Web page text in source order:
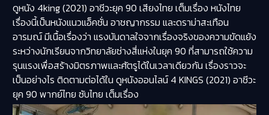
ดูหนัง 4king (2021) อาชีวะยุค 90 เสียงไทย เต็มเรื่อง หนังไทย
เรื่องนี้เป็นหนังแนวแอ็คชั่น อาชญากรรม และดราม่าสะเทือน
อารมณ์ มีเนื้อเรื่องว่า แรงบันดาลใจจากเรื่องจริงของความขัดแย้ง
ระหว่างนักเรียนจากวิทยาลัยช่างสี่แห่งในยุค 90 ที่สามารถใช้ความ
รุนแรงเพื่อสร้างมิตรภาพและศัตรูได้ในเวลาเดียวกัน เรื่องราวจะ
เป็นอย่างไร ติดตามต่อได้ใน ดูหนังออนไลน์4 KINGS (2021) อาชีวะ
ยุค 90 พากย์ไทย ซับไทย เต็มเรื่อง